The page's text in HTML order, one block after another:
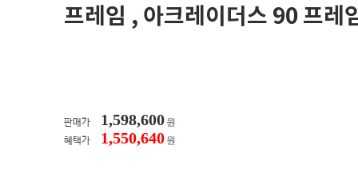
프레임 , 아크레이더스 90 프레
판매가 1,598,600 원
혜택가
1,550,640 원